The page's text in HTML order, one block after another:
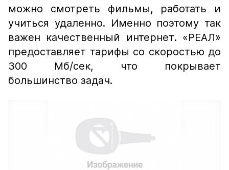
можно смотреть фильмы, работать и
учиться удаленно. Именно поэтому так
важен качественный интернет. «РЕАЛ»
предоставляет тарифы со скоростью до
300 Мб/сек, что покрывает
большинство задач.